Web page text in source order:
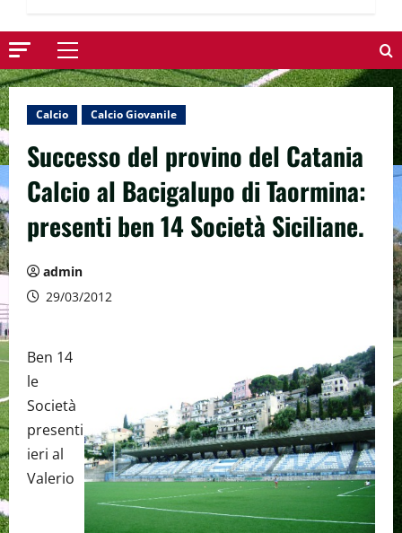
Menu
principale
Calcio Calcio Giovanile
Successo del provino del Catania
Calcio al Bacigalupo di Taormina:
presenti ben 14 Società Siciliane.
admin
29/03/2012
Ben 14
le
Società
presenti
ieri al
Valerio